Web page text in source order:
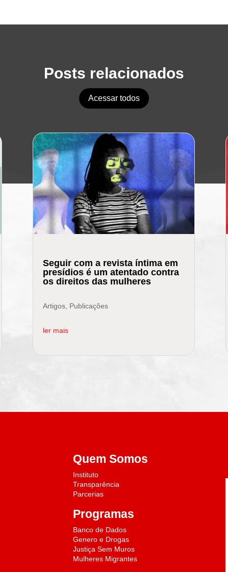
Posts relacionados
Acessar todos
Seguir com a revista íntima em
presídios é um atentado contra
os direitos das mulheres
Artigos, Publicações
ler mais
Quem Somos
Instituto
Transparência
Parcerias
Programas
Banco de Dados
Genero e Drogas
Justiça Sem Muros
Mulheres Migrantes